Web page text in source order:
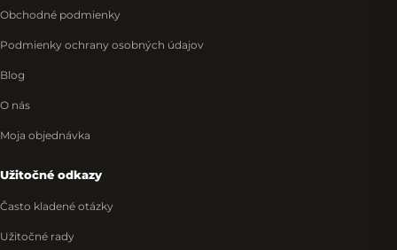
Obchodné podmienky
Podmienky ochrany osobných údajov
Blog
O nás
Moja objednávka
Užitočné odkazy
Často kladené otázky
Užitočné rady